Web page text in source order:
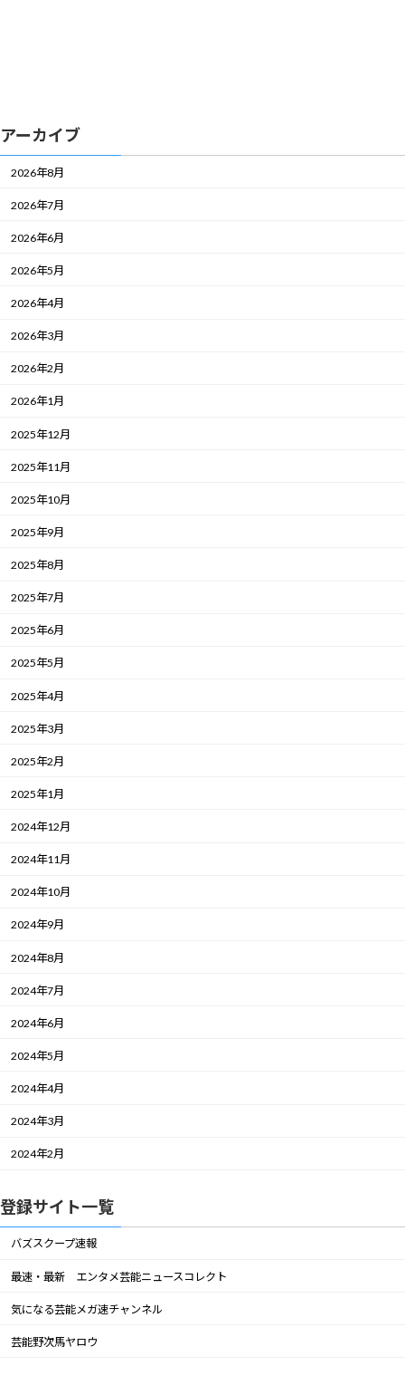
アーカイブ
2026年8月
2026年7月
2026年6月
2026年5月
2026年4月
2026年3月
2026年2月
2026年1月
2025年12月
2025年11月
2025年10月
2025年9月
2025年8月
2025年7月
2025年6月
2025年5月
2025年4月
2025年3月
2025年2月
2025年1月
2024年12月
2024年11月
2024年10月
2024年9月
2024年8月
2024年7月
2024年6月
2024年5月
2024年4月
2024年3月
2024年2月
登録サイト一覧
バズスクープ速報
最速・最新 エンタメ芸能ニュースコレクト
気になる芸能メガ速チャンネル
芸能野次馬ヤロウ